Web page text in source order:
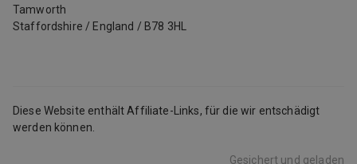
Tamworth
Staffordshire / England / B78 3HL
Diese Website enthält Affiliate-Links, für die wir entschädigt
werden können.
Gesichert und geladen